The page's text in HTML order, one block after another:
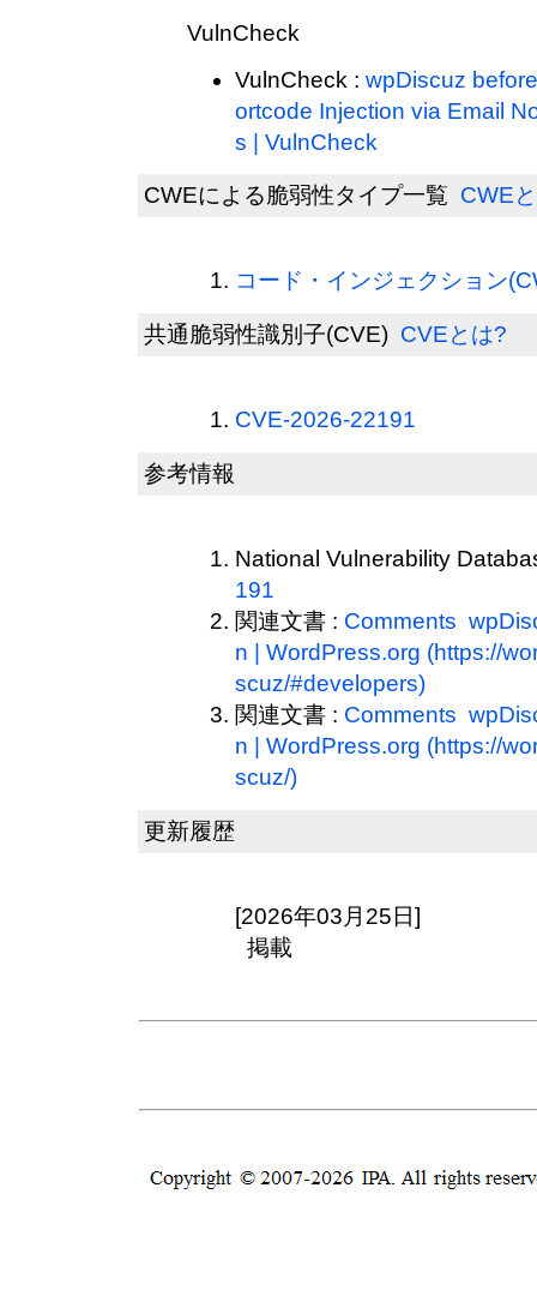
VulnCheck
VulnCheck : wpDiscuz
ortcode Injection via Email
s | VulnCheck
CWEによる脆弱性タイプ一覧 CWE
コード・インジェクション
共通脆弱性識別子(CVE) CVEとは?
CVE-2026-22191
参考情報
National Vulnerability
191
関連文書 : Comments
n | WordPress.org (https://
scuz/#developers)
関連文書 : Comments
n | WordPress.org (https://
scuz/)
更新履歴
[2026年03月25日]
掲載